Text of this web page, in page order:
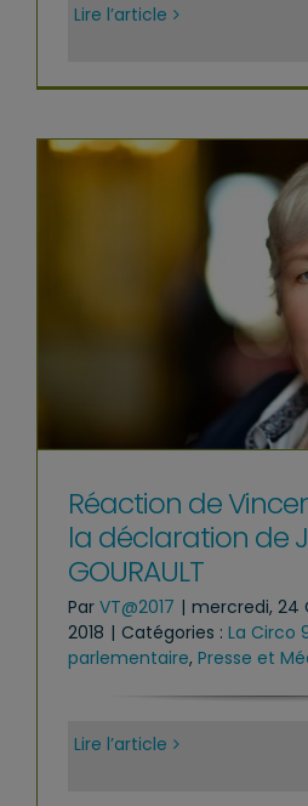
Lire l’article
Réaction de
la déclaration de
GOURAULT
Par VT@2017 | mercredi, 24
2018 | Catégories : La Circo
parlementaire, Presse et
Lire l’article